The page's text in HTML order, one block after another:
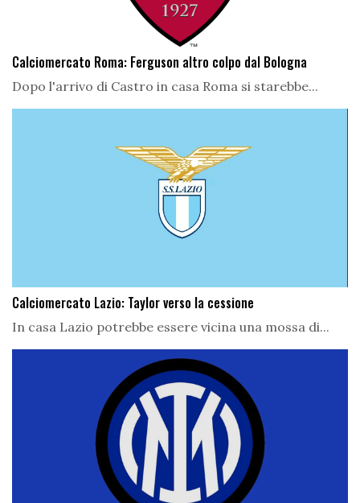
Calciomercato Roma: Ferguson altro colpo dal Bologna
Dopo l'arrivo di Castro in casa Roma si starebbe...
Calciomercato Lazio: Taylor verso la cessione
In casa Lazio potrebbe essere vicina una mossa di...